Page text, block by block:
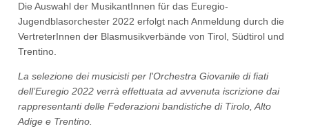
Die Auswahl der MusikantInnen für das Euregio-
Jugendblasorchester 2022 erfolgt nach Anmeldung durch die
VertreterInnen der Blasmusikverbände von Tirol, Südtirol und
Trentino.
La selezione dei musicisti per l'Orchestra Giovanile di fiati
dell’Euregio 2022 verrà effettuata ad avvenuta iscrizione dai
rappresentanti delle Federazioni bandistiche di Tirolo, Alto
Adige e Trentino.